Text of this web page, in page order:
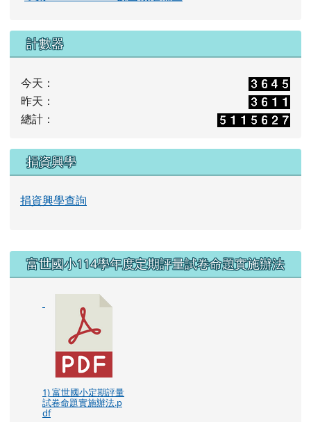
計數器
今天：
昨天：
總計：
捐資興學
捐資興學查詢
右邊區域內容
富世國小114學年度定期評量試卷命題實施辦法
1) 富世國小定期評量
試卷命題實施辦法.p
df